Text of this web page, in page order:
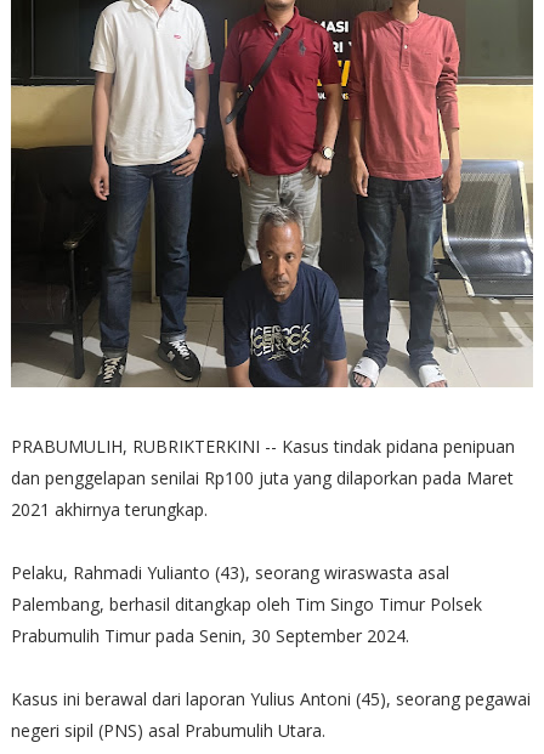
PRABUMULIH, RUBRIKTERKINI -- Kasus tindak pidana penipuan
dan penggelapan senilai Rp100 juta yang dilaporkan pada Maret
2021 akhirnya terungkap.
Pelaku, Rahmadi Yulianto (43), seorang wiraswasta asal
Palembang, berhasil ditangkap oleh Tim Singo Timur Polsek
Prabumulih Timur pada Senin, 30 September 2024.
Kasus ini berawal dari laporan Yulius Antoni (45), seorang pegawai
negeri sipil (PNS) asal Prabumulih Utara.